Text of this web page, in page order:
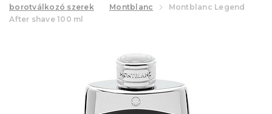
borotválkozó szerek
Montblanc
Montblanc Legend
After shave 100 ml